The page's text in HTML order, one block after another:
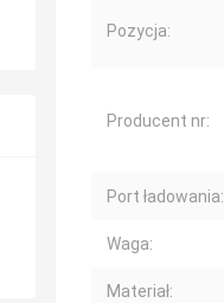
Pozycja:
Producent nr:
Port ładowania:
Waga:
Materiał: